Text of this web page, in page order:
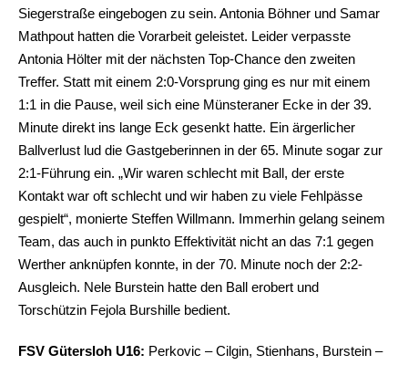
Siegerstraße eingebogen zu sein. Antonia Böhner und Samar
Mathpout hatten die Vorarbeit geleistet. Leider verpasste
Antonia Hölter mit der nächsten Top-Chance den zweiten
Treffer. Statt mit einem 2:0-Vorsprung ging es nur mit einem
1:1 in die Pause, weil sich eine Münsteraner Ecke in der 39.
Minute direkt ins lange Eck gesenkt hatte. Ein ärgerlicher
Ballverlust lud die Gastgeberinnen in der 65. Minute sogar zur
2:1-Führung ein. „Wir waren schlecht mit Ball, der erste
Kontakt war oft schlecht und wir haben zu viele Fehlpässe
gespielt“, monierte Steffen Willmann. Immerhin gelang seinem
Team, das auch in punkto Effektivität nicht an das 7:1 gegen
Werther anknüpfen konnte, in der 70. Minute noch der 2:2-
Ausgleich. Nele Burstein hatte den Ball erobert und
Torschützin Fejola Burshille bedient.
FSV Gütersloh U16: Perkovic – Cilgin, Stienhans, Burstein –